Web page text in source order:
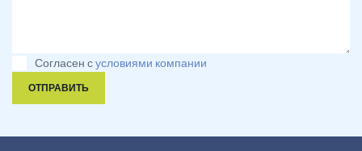
Согласен сусловиями компании
ОТПРАВИТЬ